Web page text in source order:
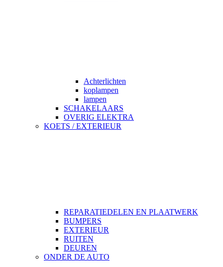
Achterlichten
koplampen
lampen
SCHAKELAARS
OVERIG ELEKTRA
KOETS / EXTERIEUR
REPARATIEDELEN EN PLAATWERK
BUMPERS
EXTERIEUR
RUITEN
DEUREN
ONDER DE AUTO